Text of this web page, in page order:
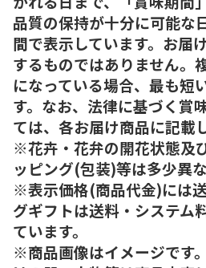
品質の保持が十分に可能な
間で表示しています。お届
するものではありません。
になっている場合、最も短
す。なお、法律に基づく賞
ては、各お届け商品に記載
※花卉・花弁の開花状態及
ッピング(包装)等は多少異
※表示価格(商品代金)には
グギフトは送料・システム
ています。
※商品画像はイメージです